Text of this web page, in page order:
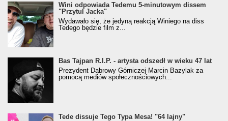
Wini odpowiada Tedemu 5-minutowym dissem
"Przytul Jacka"
Wydawało się, że jedyną reakcją Winiego na diss
Tedego będzie film z...
Bas Tajpan R.I.P. - artysta odszedł w wieku 47 lat
Prezydent Dąbrowy Górniczej Marcin Bazylak za
pomocą mediów społecznościowych...
Tede dissuje Tego Typa Mesa! "64 lajny"